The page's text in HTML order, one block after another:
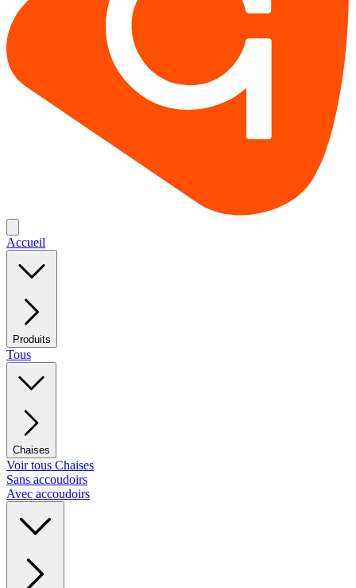
Accueil
Produits
Tous
Chaises
Voir tous Chaises
Sans accoudoirs
Avec accoudoirs